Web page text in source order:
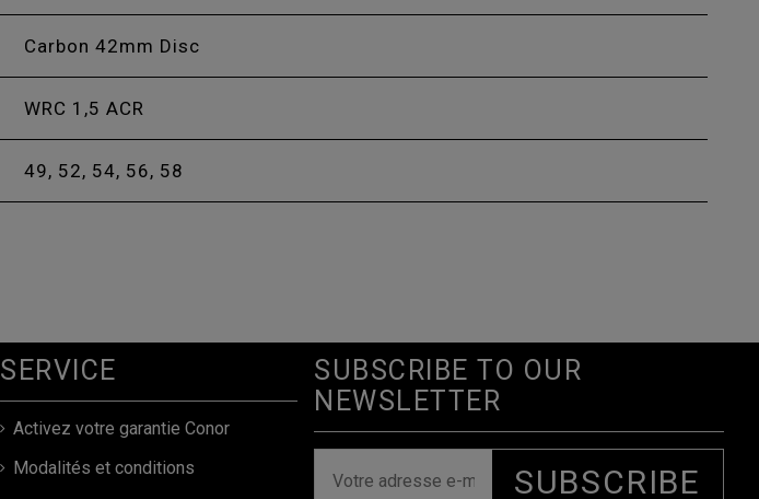
Carbon 42mm Disc
WRC 1,5 ACR
49, 52, 54, 56, 58
SERVICE
Activez votre garantie Conor
Modalités et conditions
SUBSCRIBE TO OUR
NEWSLETTER
SUBSCRIBE